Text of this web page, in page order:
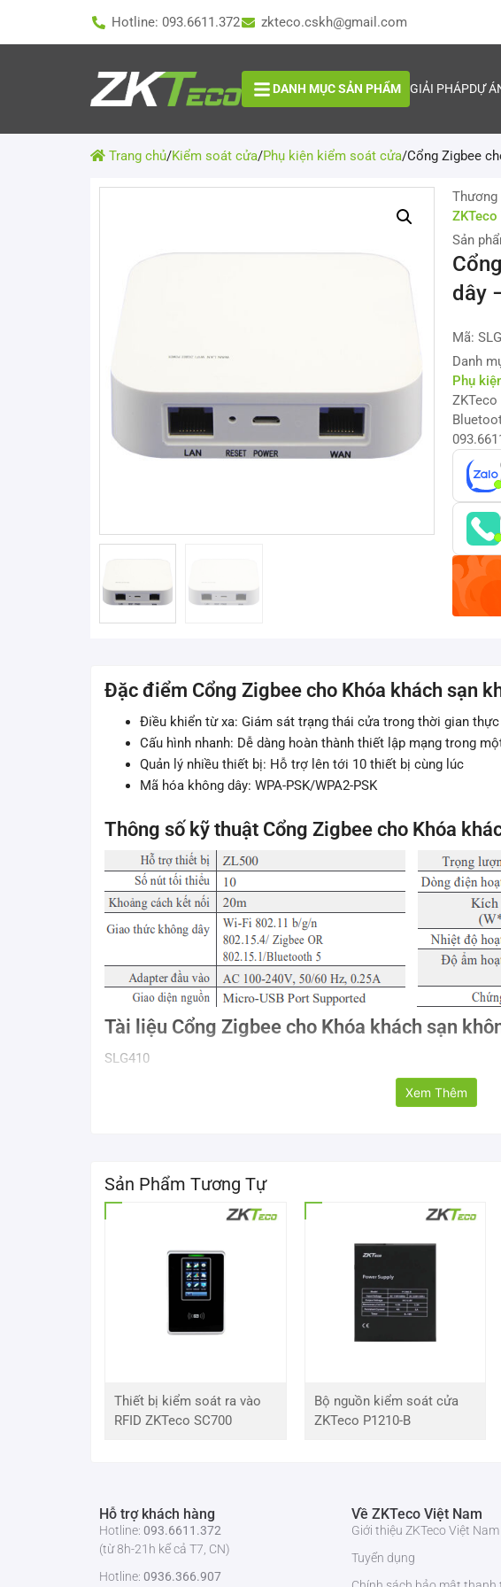
Hotline: 093.6611.372 zkteco.cskh@gmail.com
DANH MỤC SẢN PHẨM GIẢI PHÁPDỰ
Trang chủ/Kiểm soát cửa/Phụ kiện kiểm soát cửa/Cổng Zigbee
Thương
Sản
dây
Mã:
Danh
Phụ
Đặc điểm Cổng Zigbee cho Khóa khách sạn
Điều khiển từ xa: Giám sát trạng thái cửa trong thời gian
Cấu hình nhanh: Dễ dàng hoàn thành thiết lập mạng trong
Quản lý nhiều thiết bị: Hỗ trợ lên tới 10 thiết bị cùng lúc
Mã hóa không dây: WPA-PSK/WPA2-PSK
Thông số kỹ thuật Cổng Zigbee cho Khóa
Tài liệu Cổng Zigbee cho Khóa khách sạn
SLG410
Xem Thêm
Sản Phẩm Tương Tự
Thiết bị kiểm soát ra vào
RFID ZKTeco SC700
Bộ nguồn kiểm soát cửa
ZKTeco P1210-B
Hỗ trợ khách hàng
Hotline: 093.6611.372
(từ 8h-21h kể cả T7, CN)
Hotline: 0936.366.907
Về ZKTeco Việt Nam
Giới thiệu ZKTeco Việt Nam
Tuyển dụng